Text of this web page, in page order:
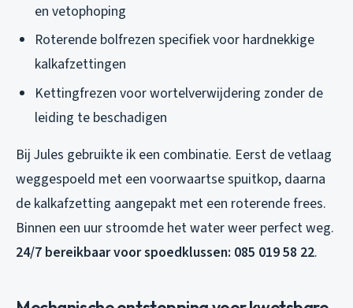
en vetophoping
Roterende bolfrezen specifiek voor hardnekkige
kalkafzettingen
Kettingfrezen voor wortelverwijdering zonder de
leiding te beschadigen
Bij Jules gebruikte ik een combinatie. Eerst de vetlaag
weggespoeld met een voorwaartse spuitkop, daarna
de kalkafzetting aangepakt met een roterende frees.
Binnen een uur stroomde het water weer perfect weg.
24/7 bereikbaar voor spoedklussen: 085 019 58 22.